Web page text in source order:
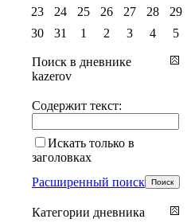
23
24 25 26 27 28
29
30
31 1 2 3 4 5
Поиск в дневнике
kazerov
Содержит текст:
Искать только в
заголовках
Расширенный поиск
Категории дневника